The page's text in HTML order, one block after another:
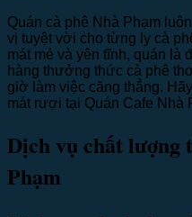
Quán cà phê Nhà Phạm
vị tuyệt vời cho từng ly cà
mát mẻ và yên tĩnh, quán là
hàng thưởng thức cà phê
giờ làm việc căng thẳng.
mát rượi tại Quán Cafe Nhà
Dịch vụ chất lượng
Phạm